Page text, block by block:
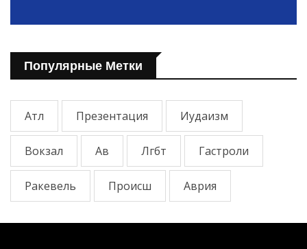
Популярные Метки
Атл Презентация Иудаизм
Вокзал Ав Лгбт Гастроли
Ракевель Происш Аврия